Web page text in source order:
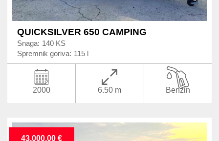
QUICKSILVER 650 CAMPING
Snaga: 140 KS
Spremnik goriva: 115 l
2000 6.50 m Benzin
43.000,00 €